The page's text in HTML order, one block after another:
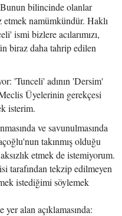
bilincinde olanlar
etmek namümkündür. Haklı
ismi bizlere acılarımızı,
biraz daha tahrip edilen
'Tunceli' adının 'Dersim'
Üyelerinin gerekçesi
isterim.
ve savunulmasında
takınmış olduğu
etmek de istemiyorum.
tarafından tekzip edilmeyen
istediğimi söylemek
alan açıklamasında: